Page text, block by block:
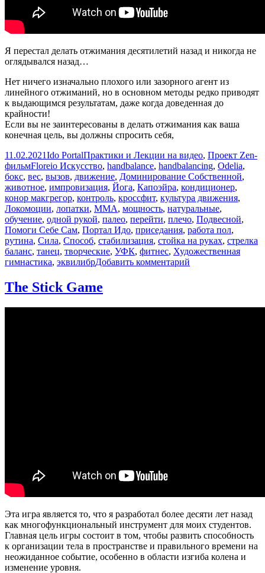
Я перестал делать отжимания десятилетий назад и никогда не
оглядывался назад…
Нет ничего изначально плохого или зазорного агент из
линейного отжиманий, но в основном методы редко приводят
к выдающимся результатам, даже когда доведенная до
крайности!
Если вы не заинтересованы в делать отжимания как ваша
конечная цель, вы должны спросить себя,
Опубликовано
11.02.2021Автор
Ido PortalРубрики
Практики и Лекции на видео, Проект Zen-
фильмМетки
Floreio Искусство, handbalance, handbalancing, Odelia,
бокс, вес, вызов, движение, Доминирование Собственной,
животное, импровизация, Йога, Капоэйра, кондиционер,
конор макгрегор, контроль, кроссфит, культура движения,
Локомоции, лопатки, ММА, мощность, натуральные,
обучение, одной рукой, палео, перейти, плечо, Подвесной,
Помоги Себе Сам, Портал Идо, приседания, работа пол,
рутина, Сила, Способ, стабилизация, стойка на руках, стрелка
баланс, танец, творческие, УФК, фитнес, Художественная
гимнастика, эквилибрДобавить комментарий
The Stick Game
Эта игра является то, что я разработал более десяти лет назад
как многофункциональный инструмент для моих студентов.
Главная цель игры состоит в том, чтобы развить способность
к организации тела в пространстве и правильного времени на
неожиданное событие, особенно в области изгиба колена и
изменение уровня.